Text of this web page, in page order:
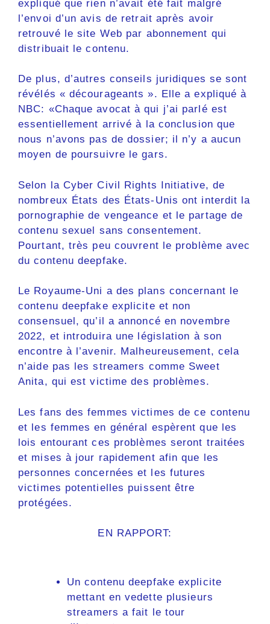
expliqué que rien n’avait été fait malgré
l’envoi d’un avis de retrait après avoir
retrouvé le site Web par abonnement qui
distribuait le contenu.
De plus, d’autres conseils juridiques se sont
révélés « décourageants ». Elle a expliqué à
NBC: «Chaque avocat à qui j’ai parlé est
essentiellement arrivé à la conclusion que
nous n’avons pas de dossier; il n’y a aucun
moyen de poursuivre le gars.
Selon la Cyber ​​Civil Rights Initiative, de
nombreux États des États-Unis ont interdit la
pornographie de vengeance et le partage de
contenu sexuel sans consentement.
Pourtant, très peu couvrent le problème avec
du contenu deepfake.
Le Royaume-Uni a des plans concernant le
contenu deepfake explicite et non
consensuel, qu’il a annoncé en novembre
2022, et introduira une législation à son
encontre à l’avenir. Malheureusement, cela
n’aide pas les streamers comme Sweet
Anita, qui est victime des problèmes.
Les fans des femmes victimes de ce contenu
et les femmes en général espèrent que les
lois entourant ces problèmes seront traitées
et mises à jour rapidement afin que les
personnes concernées et les futures
victimes potentielles puissent être
protégées.
EN RAPPORT:
Un contenu deepfake explicite
mettant en vedette plusieurs
streamers a fait le tour